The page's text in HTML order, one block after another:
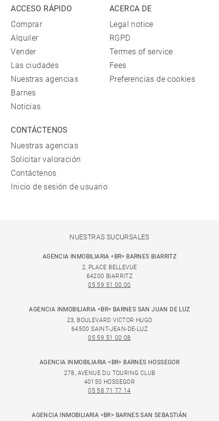
ACCESO RÁPIDO
Comprar
Alquiler
Vender
Las ciudades
Nuestras agencias
Barnes
Noticias
ACERCA DE
Legal notice
RGPD
Termes of service
Fees
Preferencias de cookies
CONTÁCTENOS
Nuestras agencias
Solicitar valoración
Contáctenos
Inicio de sesión de usuario
NUESTRAS SUCURSALES
AGENCIA INMOBILIARIA <BR> BARNES BIARRITZ
2, PLACE BELLEVUE
64200 BIARRITZ
05 59 51 00 00
AGENCIA INMOBILIARIA <BR> BARNES SAN JUAN DE LUZ
23, BOULEVARD VICTOR HUGO
64500 SAINT-JEAN-DE-LUZ
05 59 51 00 08
AGENCIA INMOBILIARIA <BR> BARNES HOSSEGOR
278, AVENUE DU TOURING CLUB
40150 HOSSEGOR
05 58 71 77 14
AGENCIA INMOBILIARIA <BR> BARNES SAN SEBASTIÁN